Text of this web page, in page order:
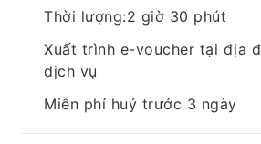
Thời lượng:2 giờ 30 phút
Xuất trình e-voucher tại địa
dịch vụ
Miễn phí huỷ trước 3 ngày